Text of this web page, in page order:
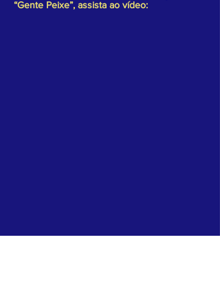
“Gente Peixe”, assista ao vídeo: